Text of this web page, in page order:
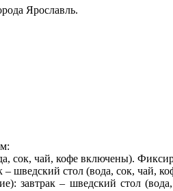
Ярославль.
сок, чай, кофе включены).
– шведский стол (вода, сок,
завтрак – шведский стол